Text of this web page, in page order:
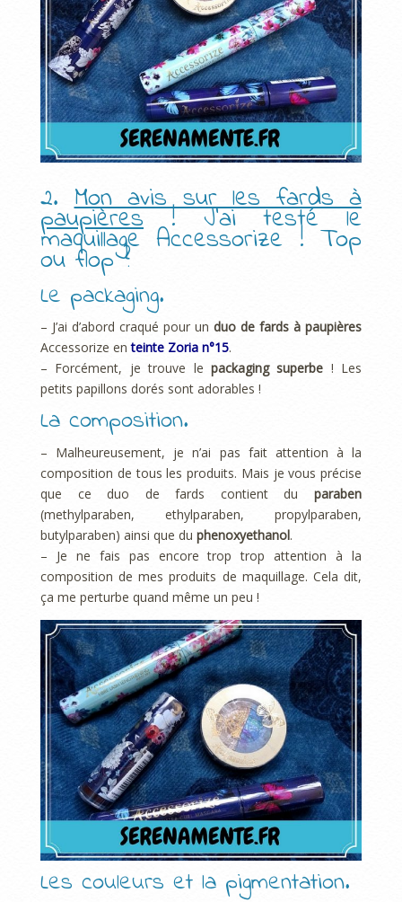
2.Mon avis sur les fards à
paupières! J’ai testé le
maquillage Accessorize ! Top
ou flop ?
Le packaging.
– J’ai d’abord craqué pour un duo de fards à paupières
Accessorize enteinte Zoria n°15.
– Forcément, je trouve le packaging superbe ! Les
petits papillons dorés sont adorables !
La composition.
– Malheureusement, je n’ai pas fait attention à la
composition de tous les produits. Mais je vous précise
que ce duo de fards contient du paraben
(methylparaben, ethylparaben, propylparaben,
butylparaben) ainsi que du phenoxyethanol.
– Je ne fais pas encore trop trop attention à la
composition de mes produits de maquillage. Cela dit,
ça me perturbe quand même un peu !
Les couleurs et la pigmentation.